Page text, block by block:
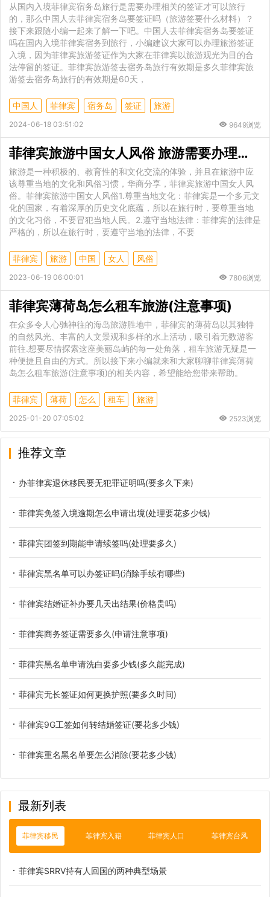
从国内入境菲律宾宿务岛旅行是需要办理相关的签证才可以旅行
的，那么中国人去菲律宾宿务岛要签证吗（旅游签要什么材料）？
接下来跟随小编一起来了解一下吧。中国人去菲律宾宿务岛要签证
吗在国内入境菲律宾宿务到旅行，小编建议大家可以办理旅游签证
入境，因为菲律宾旅游签证作为大家在菲律宾以旅游观光为目的合
法停留的签证。菲律宾旅游签去宿务岛旅行有效期是多久菲律宾旅
游签去宿务岛旅行的有效期是60天，
中国人 菲律宾 宿务岛 签证 旅游
2024-06-18 03:51:02 9649浏览
菲律宾旅游中国女人风俗 旅游需要办理什么签证
旅游是一种积极的、教育性的和文化交流的体验，并且在旅游中应
该尊重当地的文化和风俗习惯，华商分享，菲律宾旅游中国女人风
俗。菲律宾旅游中国女人风俗1.尊重当地文化：菲律宾是一个多元文
化的国家，有着深厚的历史文化底蕴，所以在旅行时，要尊重当地
的文化习俗，不要冒犯当地人民。2.遵守当地法律：菲律宾的法律是
严格的，所以在旅行时，要遵守当地的法律，不要
菲律宾 旅游 中国 女人 风俗
2023-06-19 06:00:01 7806浏览
菲律宾薄荷岛怎么租车旅游(注意事项)
在众多令人心驰神往的海岛旅游胜地中，菲律宾的薄荷岛以其独特
的自然风光、丰富的人文景观和多样的水上活动，吸引着无数游客
前往.想要尽情探索这座美丽岛屿的每一处角落，租车旅游无疑是一
种便捷且自由的方式。所以接下来小编就来和大家聊聊菲律宾薄荷
岛怎么租车旅游(注意事项)的相关内容，希望能给您带来帮助。
菲律宾 薄荷 怎么 租车 旅游
2025-01-20 07:05:02 2523浏览
推荐文章
办菲律宾退休移民要无犯罪证明吗(要多久下来)
菲律宾免签入境逾期怎么申请出境(处理要花多少钱)
菲律宾团签到期能申请续签吗(处理要多久)
菲律宾黑名单可以办签证吗(消除手续有哪些)
菲律宾结婚证补办要几天出结果(价格贵吗)
菲律宾商务签证需要多久(申请注意事项)
菲律宾黑名单申请洗白要多少钱(多久能完成)
菲律宾无长签证如何更换护照(要多久时间)
菲律宾9G工签如何转结婚签证(要花多少钱)
菲律宾重名黑名单要怎么消除(要花多少钱)
最新列表
菲律宾移民 菲律宾入籍 菲律宾人口 菲律宾台风
菲律宾SRRV持有人回国的两种典型场景